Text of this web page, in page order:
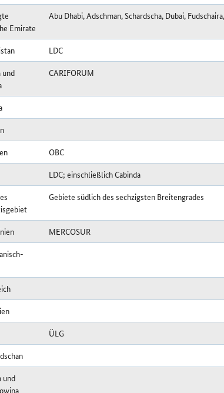
Emirate
Abu Dhabi, Adschman, Schardscha, Dubai,
LDC
und
CARIFORUM
OBC
LDC; einschließlich Cabinda
Gebiete südlich des sechzigsten Breitengrades
MERCOSUR
ÜLG
und